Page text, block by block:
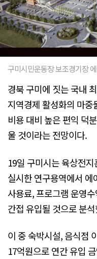
구미시민운동장 보조경기장
경북 구미에 짓는 국내
지역경제 활성화의 마
비용 대비 높은 편익 덕
울 것이라는 전망이다.
19일 구미시는 육상전
실시한 연구용역에서
사용료, 프로그램 운영
간접 유입될 것으로 분
이 중 숙박시설, 음식점
17억원으로 연간 유입